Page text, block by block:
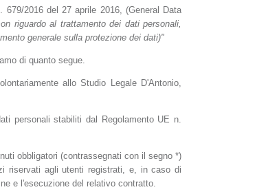
2016 del 27 aprile 2016, (General Data
riguardo al trattamento dei dati personali,
generale sulla protezione dei dati)"
di quanto segue.
allo Studio Legale D'Antonio,
personali stabiliti dal Regolamento UE n.
obbligatori (contrassegnati con il segno *)
riservati agli utenti registrati, e, in caso di
e l'esecuzione del relativo contratto.